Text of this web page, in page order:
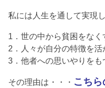
私には人生を通して実現
1．世の中から貧困をなく
2．人々が自分の特徴を
3．他者への思いやりをも
その理由は・・・ こち